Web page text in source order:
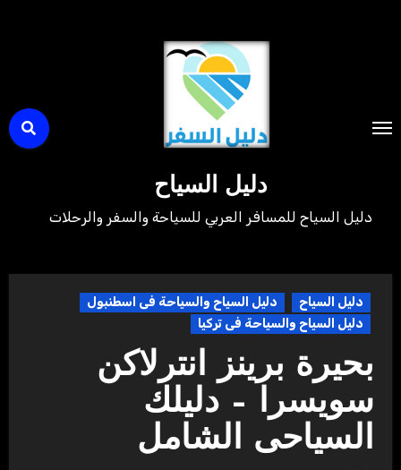
دليل السياح
دليل السياح للمسافر العربي للسياحة والسفر والرحلات
دليل السياح
دليل السياح والسياحة فى اسطنبول
دليل السياح والسياحة فى تركيا
بحيرة برينز انترلاكن
سويسرا – دليلك
السياحى الشامل